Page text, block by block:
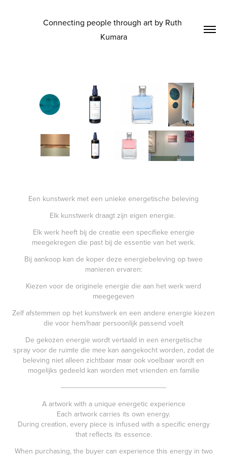
Connecting people through art by Ruth
Kumara
Een kunstwerk met een unieke energetische beleving
Elk kunstwerk draagt zijn eigen energie.
Elk werk heeft bij de creatie een specifieke energie
meegekregen die past bij de essentie van het werk.
Bij aankoop kan de koper deze energiebeleving op twee
manieren ervaren:
Kiezen voor de originele energie die aan het werk werd
meegegeven
Zelf afstemmen op het kunstwerk en een andere energie kiezen
die voor hem/haar persoonlijk passend voelt
De gekozen energie wordt vertaald in een energetische
spray voor de ruimte die mee kan aangekocht worden, zodat de
beleving niet alleen zichtbaar maar ook voelbaar wordt en
mogelijks gedeeld kan worden met vrienden en familie
----------------------------------------------------
A artwork with a unique energetic experience
Each artwork carries its own energy.
During creation, every piece is infused with a specific energy
that reflects its essence.
When purchasing, the buyer can experience this energy in two